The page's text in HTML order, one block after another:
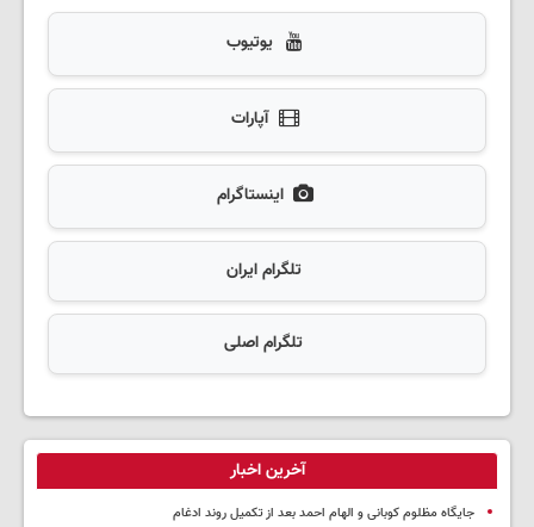
یوتیوب
آپارات
اینستاگرام
تلگرام ایران
تلگرام اصلی
آخرین اخبار
جایگاه مظلوم کوبانی و الهام احمد بعد از تکمیل روند ادغام